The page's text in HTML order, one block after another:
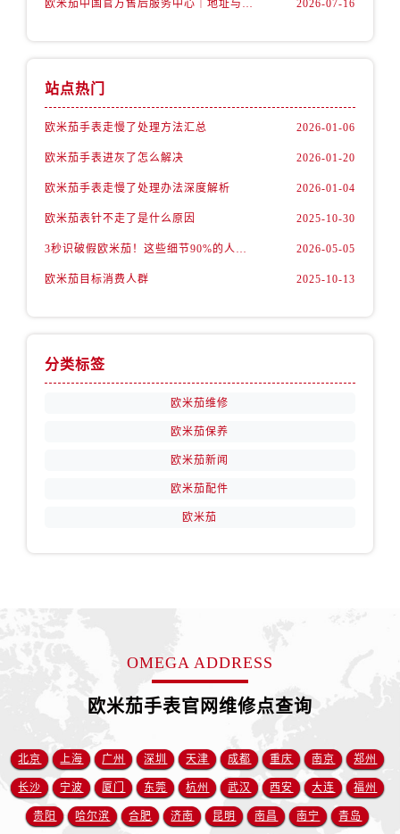
内蒙古自治区包头市青山区幸福路甲3号王府井百货名表维修售后服务中心（需提前预约）
山西省晋中市榆次区顺城街售后服务中心（需提前预约）
安徽省黄山市屯溪区黄山西路售后服务中心（需提前预约）
安徽省六安市金安区解放中路售后服务中心（需提前预约）
安徽省马鞍山市雨山区湖南西路售后服务中心（需提前预约）
欧米茄中国官方售后服务中心｜地址与24小时服务电话权威信息公告（2026年7月最新） 2026-07-16
站点热门
欧米茄手表走慢了处理方法汇总 2026-01-06
欧米茄手表进灰了怎么解决 2026-01-20
欧米茄手表走慢了处理办法深度解析 2026-01-04
欧米茄表针不走了是什么原因 2025-10-30
3秒识破假欧米茄！这些细节90%的人都忽略了 2026-05-05
欧米茄目标消费人群 2025-10-13
分类标签
欧米茄维修
欧米茄保养
欧米茄新闻
欧米茄配件
欧米茄
OMEGA ADDRESS
欧米茄手表官网维修点查询
北京 上海 广州 深圳 天津 成都 重庆 南京 郑州
长沙 宁波 厦门 东莞 杭州 武汉 西安 大连 福州
贵阳 哈尔滨 合肥 济南 昆明 南昌 南宁 青岛